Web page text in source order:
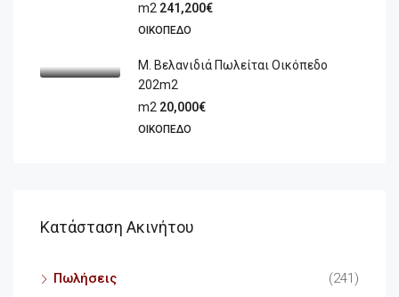
m2 241,200€
ΟΙΚΌΠΕΔΟ
Μ. Βελανιδιά Πωλείται Οικόπεδο
202m2
m2 20,000€
ΟΙΚΌΠΕΔΟ
Κατάσταση Ακινήτου
Πωλήσεις
(241)